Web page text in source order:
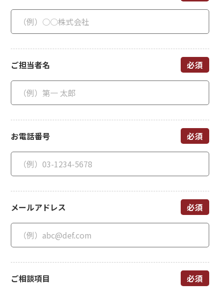
ご担当者名
お電話番号
メールアドレス
ご相談項目